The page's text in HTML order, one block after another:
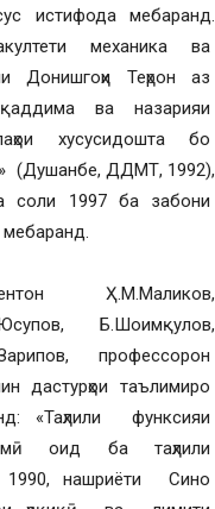
истифода мебаранд.
механика ва
Теҳрон аз
ва назарияи
хусусидошта бо
(Душанбе, ДДМТ, 1992),
соли 1997 ба забони
Ҳ.М.Маликов,
Б.Шоимқулов,
профессорон
дастурҳои таълимиро
функсияи
оид ба таҳлили
нашриёти Сино